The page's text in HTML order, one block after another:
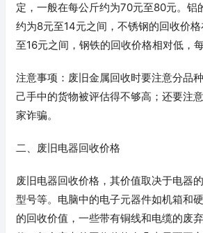
定，一般在每公斤约为70元至80元。铝
约为8元至14元之间，不锈钢的回收价
至16元之间，钢铁的回收价格相对低，
注意事项：废旧金属回收时要注意分品
己手中的货物被评估得不够高；还要注
家诈骗。
二、废旧电器回收价格
废旧电器回收价格，其价值取决于电器
型号等。电脑中的电子元器件如机箱和
的回收价值，一些带有铜线和电缆的废